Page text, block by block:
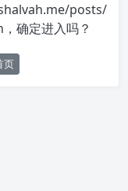
posts/
，确定进入吗？
页